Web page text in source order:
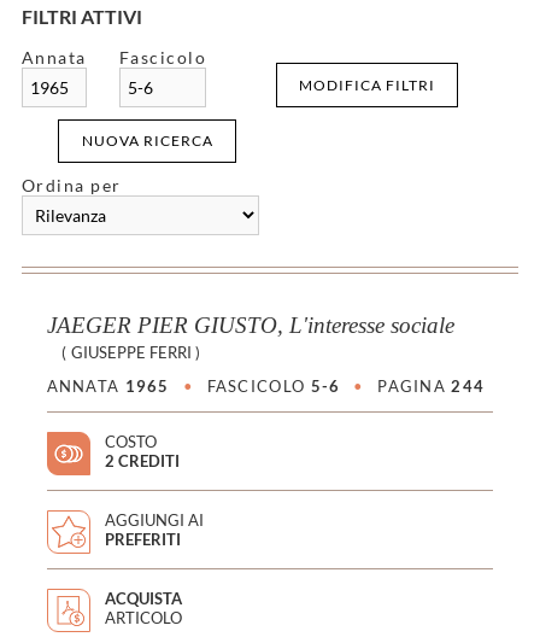
FILTRI ATTIVI
Annata
1965
Fascicolo
5-6
MODIFICA FILTRI
NUOVA RICERCA
Ordina per
JAEGER PIER GIUSTO, L'interesse sociale
( GIUSEPPE FERRI )
ANNATA 1965 • FASCICOLO 5-6 • PAGINA244
COSTO
2 CREDITI
AGGIUNGI AI
PREFERITI
ACQUISTA
ARTICOLO